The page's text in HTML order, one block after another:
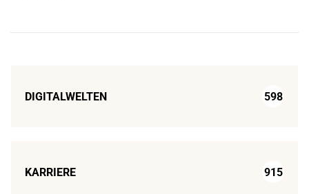
DIGITALWELTEN 598
KARRIERE 915